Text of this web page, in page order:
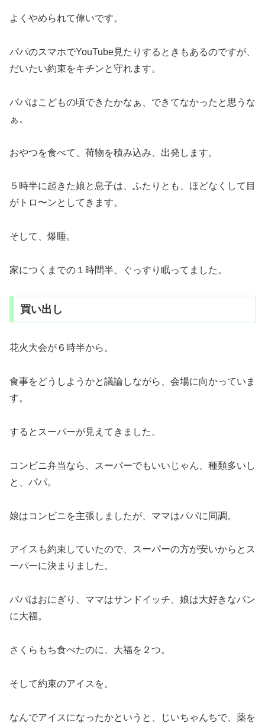
よくやめられて偉いです。
パパのスマホでYouTube見たりするときもあるのですが、
だいたい約束をキチンと守れます。
パパはこどもの頃できたかなぁ、できてなかったと思うな
ぁ。
おやつを食べて、荷物を積み込み、出発します。
５時半に起きた娘と息子は、ふたりとも、ほどなくして目
がトロ〜ンとしてきます。
そして、爆睡。
家につくまでの１時間半、ぐっすり眠ってました。
買い出し
花火大会が６時半から。
食事をどうしようかと議論しながら、会場に向かっていま
す。
するとスーパーが見えてきました。
コンビニ弁当なら、スーパーでもいいじゃん、種類多いし
と、パパ。
娘はコンビニを主張しましたが、ママはパパに同調。
アイスも約束していたので、スーパーの方が安いからとス
ーパーに決まりました。
パパはおにぎり、ママはサンドイッチ、娘は大好きなパン
に大福。
さくらもち食べたのに、大福を２つ。
そして約束のアイスを。
なんでアイスになったかというと、じいちゃんちで、薬を